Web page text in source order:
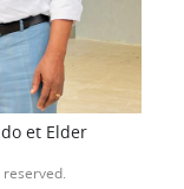
et Elder